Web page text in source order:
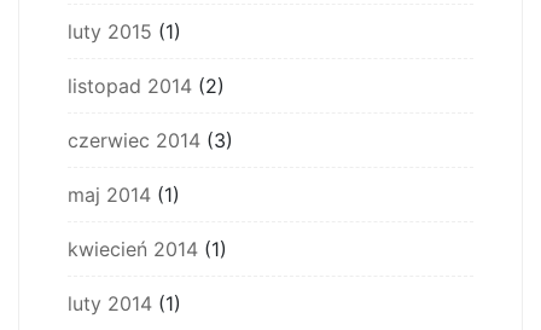
luty 2015 (1)
listopad 2014 (2)
czerwiec 2014 (3)
maj 2014 (1)
kwiecień 2014 (1)
luty 2014 (1)